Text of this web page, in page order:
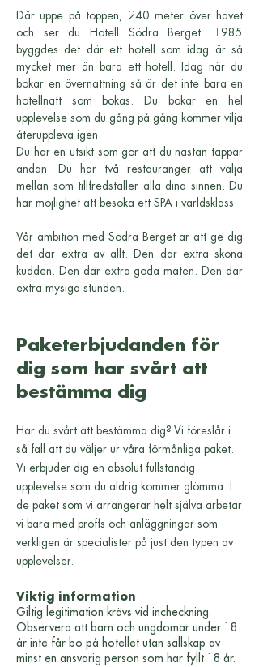
Där uppe på toppen, 240 meter över havet
och ser du Hotell Södra Berget. 1985
byggdes det där ett hotell som idag är så
mycket mer än bara ett hotell. Idag när du
bokar en övernattning så är det inte bara en
hotellnatt som bokas. Du bokar en hel
upplevelse som du gång på gång kommer vilja
återuppleva igen.
Du har en utsikt som gör att du nästan tappar
andan. Du har två restauranger att välja
mellan som tillfredställer alla dina sinnen. Du
har möjlighet att besöka ett SPA i världsklass.
Vår ambition med Södra Berget är att ge dig
det där extra av allt. Den där extra sköna
kudden. Den där extra goda maten. Den där
extra mysiga stunden.
Paketerbjudanden för
dig som har svårt att
bestämma dig
Har du svårt att bestämma dig? Vi föreslår i
så fall att du väljer ur våra förmånliga paket.
Vi erbjuder dig en absolut fullständig
upplevelse som du aldrig kommer glömma. I
de paket som vi arrangerar helt själva arbetar
vi bara med proffs och anläggningar som
verkligen är specialister på just den typen av
upplevelser.
Viktig information
Giltig legitimation krävs vid incheckning.
Observera att barn och ungdomar under 18
år inte får bo på hotellet utan sällskap av
minst en ansvarig person som har fyllt 18 år.